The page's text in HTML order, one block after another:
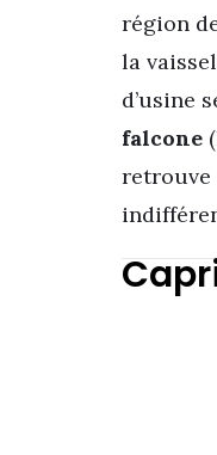
région
la
d’usine
falcone
retrouve